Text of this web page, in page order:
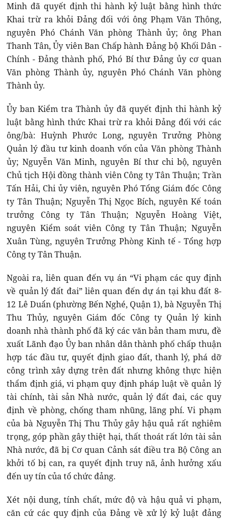
Minh đã quyết định thi hành kỷ luật bằng hình thức
Khai trừ ra khỏi Đảng đối với ông Phạm Văn Thông,
nguyên Phó Chánh Văn phòng Thành ủy; ông Phan
Thanh Tân, Ủy viên Ban Chấp hành Đảng bộ Khối Dân -
Chính - Đảng thành phố, Phó Bí thư Đảng ủy cơ quan
Văn phòng Thành ủy, nguyên Phó Chánh Văn phòng
Thành ủy.
Ủy ban Kiểm tra Thành ủy đã quyết định thi hành kỷ
luật bằng hình thức Khai trừ ra khỏi Đảng đối với các
ông/bà: Huỳnh Phước Long, nguyên Trưởng Phòng
Quản lý đầu tư kinh doanh vốn của Văn phòng Thành
ủy; Nguyễn Văn Minh, nguyên Bí thư chi bộ, nguyên
Chủ tịch Hội đồng thành viên Công ty Tân Thuận; Trần
Tấn Hải, Chi ủy viên, nguyên Phó Tổng Giám đốc Công
ty Tân Thuận; Nguyễn Thị Ngọc Bích, nguyên Kế toán
trưởng Công ty Tân Thuận; Nguyễn Hoàng Việt,
nguyên Kiểm soát viên Công ty Tân Thuận; Nguyễn
Xuân Tùng, nguyên Trưởng Phòng Kinh tế - Tổng hợp
Công ty Tân Thuận.
Ngoài ra, liên quan đến vụ án “Vi phạm các quy định
về quản lý đất đai” liên quan đến dự án tại khu đất 8-
12 Lê Duẩn (phường Bến Nghé, Quận 1), bà Nguyễn Thị
Thu Thủy, nguyên Giám đốc Công ty Quản lý kinh
doanh nhà thành phố đã ký các văn bản tham mưu, đề
xuất Lãnh đạo Ủy ban nhân dân thành phố chấp thuận
hợp tác đầu tư, quyết định giao đất, thanh lý, phá dỡ
công trình xây dựng trên đất nhưng không thực hiện
thẩm định giá, vi phạm quy định pháp luật về quản lý
tài chính, tài sản Nhà nước, quản lý đất đai, các quy
định về phòng, chống tham nhũng, lãng phí. Vi phạm
của bà Nguyễn Thị Thu Thủy gây hậu quả rất nghiêm
trọng, góp phần gây thiệt hại, thất thoát rất lớn tài sản
Nhà nước, đã bị Cơ quan Cảnh sát điều tra Bộ Công an
khởi tố bị can, ra quyết định truy nã, ảnh hưởng xấu
đến uy tín của tổ chức đảng.
Xét nội dung, tính chất, mức độ và hậu quả vi phạm,
căn cứ các quy định của Đảng về xử lý kỷ luật đảng